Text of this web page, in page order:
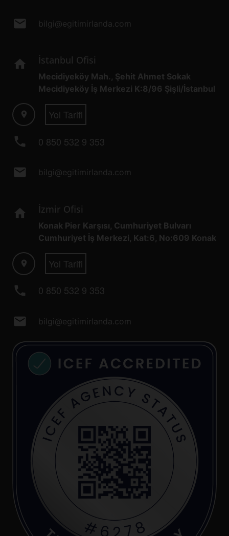
mail bilgi@egitimirlanda.com
home İstanbul Ofisi
Mecidiyeköy Mah., Şehit Ahmet Sokak
Mecidiyeköy İş Merkezi K:8/96 Şişli/İstanbul
location_on Yol Tarifi
phone 0 850 532 9 353
mail bilgi@egitimirlanda.com
home İzmir Ofisi
Konak Pier Karşısı, Cumhuriyet Bulvarı
Cumhuriyet İş Merkezi, Kat:6, No:609 Konak
location_on Yol Tarifi
phone 0 850 532 9 353
mail bilgi@egitimirlanda.com